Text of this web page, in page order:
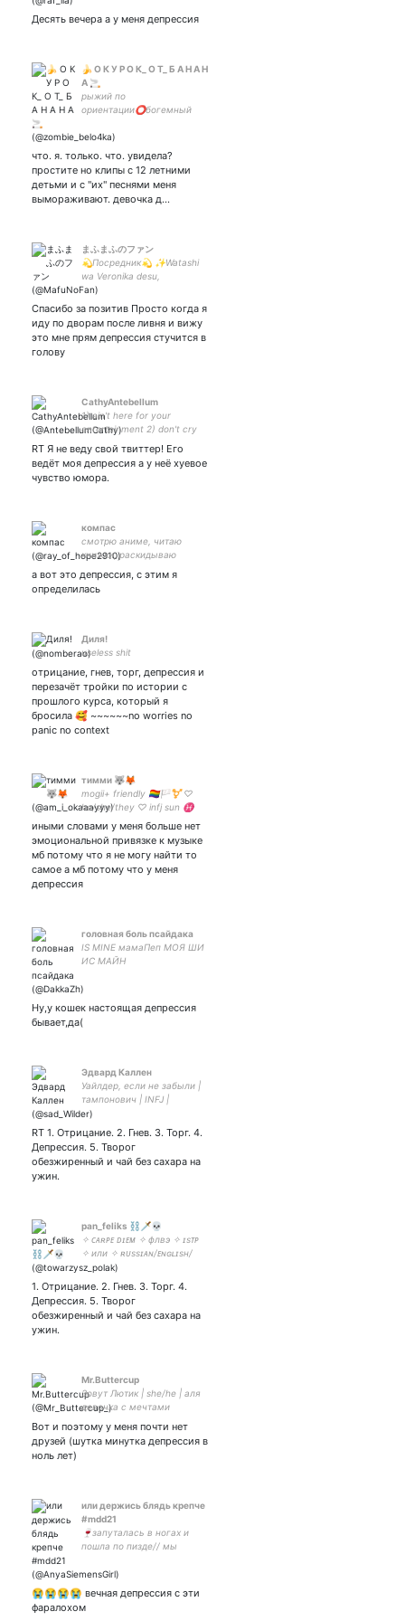
писатель//
Десять вечера а у меня депрессия
🍌 О К У Р О К_ О Т_ Б А Н А Н
А 🚬
рыжий по
ориентации⭕богемный
меня приятель⭕Sugar
Honey Ice &Tea⭕мой sugar
daddy пробелы⭕любимый
муж
что. я. только. что. увидела?
простите но клипы с 12 летними
детьми и с "их" песнями меня
вымораживают. девочка д…
まふまふのファン
💫Посредник💫 ✨Watashi
wa Veronika desu,
hajimеmashite✨ 🎇13🎇
чаще всего #взаимная !
Спасибо за позитив Просто когда я
иду по дворам после ливня и вижу
это мне прям депрессия стучится в
голову
CathyAntebellum
1) ain't here for your
entertainment 2) don't cry
за*банная телочка с
информационных
технологий
RT Я не веду свой твиттер! Его
ведёт моя депрессия а у неё хуевое
чувство юмора.
компас
смотрю аниме, читаю
книжки, раскидываю
куроцук и я не буду
злиться | Надежда | ты/
а вот это депрессия, с этим я
определилась
Диля!
useless shit
отрицание, гнев, торг, депрессия и
перезачёт тройки по истории с
прошлого курса, который я
бросила 🥰 ~~~~~~no worries no
panic no context
тимми 🐺🦊
mogii+ friendly 🏳️‍🌈🏳️‍⚧️ ♡
he/she/they ♡ infj sun ♓
moon ♎ rising ♌ сварожьи
иными словами у меня больше нет
эмоциональной привязке к музыке
мб потому что я не могу найти то
самое а мб потому что у меня
депрессия
головная боль псайдака
IS MINE мамаПеп МОЯ ШИ
ИС МАЙН
Ну,у кошек настоящая депрессия
бывает,да(
Эдвард Каллен
Уайлдер, если не забыли |
тампонович | INFJ |
Depeche Mode, BUCK-TICK,
треде под ссылью 👇| 私は
日本語を勉強しています
RT 1. Отрицание. 2. Гнев. 3. Торг. 4.
Депрессия. 5. Творог
обезжиренный и чай без сахара на
ужин.
pan_feliks ⛓️🗡️💀
✧ ᴄᴀʀᴘᴇ ᴅɪᴇᴍ ✧ флвэ ✧ ɪsᴛᴘ
✧ или ✧ ʀᴜssɪᴀɴ/ᴇɴɢʟɪsʜ/
ᴅᴇᴜᴛsᴄʜ/ʟᴀᴛɪɴ/ᴄᴀsᴛᴇʟʟᴀɴᴏ ✧
✧ ты вот, Данечка, Тёмный,
а пиво пьёшь светлое ✧
1. Отрицание. 2. Гнев. 3. Торг. 4.
Депрессия. 5. Творог
обезжиренный и чай без сахара на
ужин.
Mr.Buttercup
Зовут Лютик | she/he | аля
девочка с мечтами
Вот и поэтому у меня почти нет
друзей (шутка минутка депрессия в
ноль лет)
или держись блядь крепче
#mdd21
🍷запуталась в ногах и
пошла по пизде// мы
дом 2 //владельцы
#нашігейлюдивсюди
😭😭😭😭 вечная депрессия с эти
фаралохом